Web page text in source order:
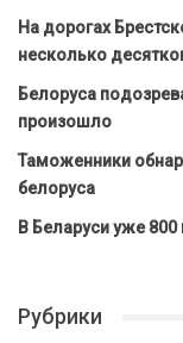
На дорогах
несколько
Белоруса
произошло
Таможенники
белоруса
В Беларуси уже
Рубрики